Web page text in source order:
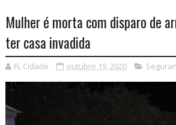
Mulher é morta com disparo de
ter casa invadida
FL Cidade outubro 19, 2020